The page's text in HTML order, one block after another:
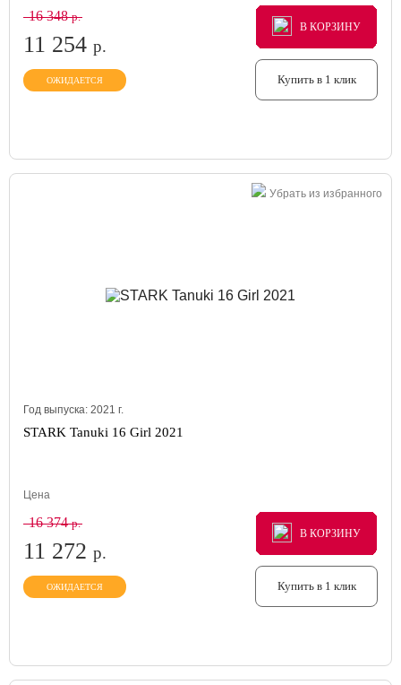
16 348р.
11 254 р.
ОЖИДАЕТСЯ
В КОРЗИНУ
В КОРЗИНУ
В КОРЗИНУ
Купить в 1 клик
Убрать из избранного
Год выпуска: 2021 г.
STARK Tanuki 16 Girl 2021
Цена
16 374р.
11 272 р.
ОЖИДАЕТСЯ
В КОРЗИНУ
В КОРЗИНУ
В КОРЗИНУ
Купить в 1 клик